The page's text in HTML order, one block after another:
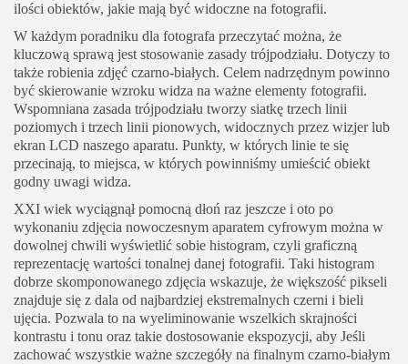
ilości obiektów, jakie mają być widoczne na fotografii.
W każdym poradniku dla fotografa przeczytać można, że
kluczową sprawą jest stosowanie zasady trójpodziału. Dotyczy to
także robienia zdjęć czarno-białych. Celem nadrzędnym powinno
być skierowanie wzroku widza na ważne elementy fotografii.
Wspomniana zasada trójpodziału tworzy siatkę trzech linii
poziomych i trzech linii pionowych, widocznych przez wizjer lub
ekran LCD naszego aparatu. Punkty, w których linie te się
przecinają, to miejsca, w których powinniśmy umieścić obiekt
godny uwagi widza.
XXI wiek wyciągnął pomocną dłoń raz jeszcze i oto po
wykonaniu zdjęcia nowoczesnym aparatem cyfrowym można w
dowolnej chwili wyświetlić sobie histogram, czyli graficzną
reprezentację wartości tonalnej danej fotografii. Taki histogram
dobrze skomponowanego zdjęcia wskazuje, że większość pikseli
znajduje się z dala od najbardziej ekstremalnych czerni i bieli
ujęcia. Pozwala to na wyeliminowanie wszelkich skrajności
kontrastu i tonu oraz takie dostosowanie ekspozycji, aby Jeśli
zachować wszystkie ważne szczegóły na finalnym czarno-białym